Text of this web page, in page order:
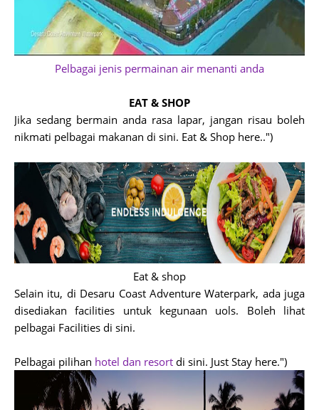
Pelbagai jenis permainan air menanti anda
EAT & SHOP
Jika sedang bermain anda rasa lapar, jangan risau boleh
nikmati pelbagai makanan di sini. Eat & Shop here..")
Eat & shop
Selain itu, di Desaru Coast Adventure Waterpark, ada juga
disediakan facilities untuk kegunaan uols. Boleh lihat
pelbagai Facilities di sini.
Pelbagai pilihan hotel dan resort di sini. Just Stay here.")